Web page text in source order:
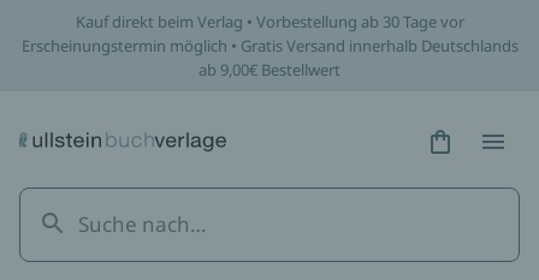
Kauf direkt beim Verlag • Vorbestellung ab 30 Tage vor
Erscheinungstermin möglich • Gratis Versand innerhalb Deutschlands
ab 9,00€ Bestellwert
Hidden